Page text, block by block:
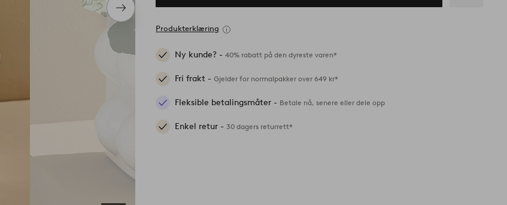
Neste
produkt
Produkterklæring
Ny kunde? -40% rabatt på den dyreste varen*
Fri frakt -Gjelder for normalpakker over 649 kr*
Fleksible betalingsmåter - Betale nå, senere eller dele opp
Enkel retur -30 dagers returrett*